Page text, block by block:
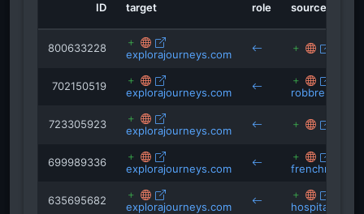
harpersbazaar.my
karryon.com.au
ID target role source
800633228 explorajourneys.com
702150519 explorajourneys.com
723305923 explorajourneys.com
699989336 explorajourneys.com
635695682 explorajourneys.com